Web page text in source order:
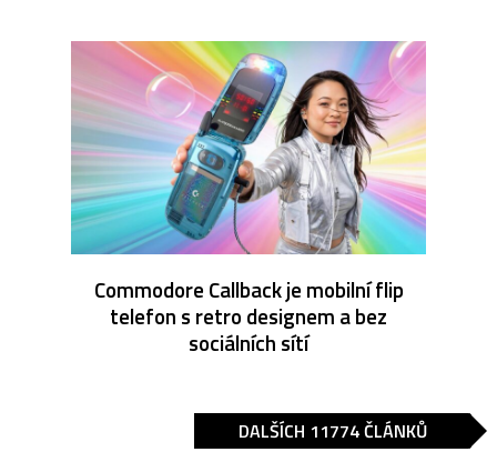
Commodore Callback je mobilní flip
telefon s retro designem a bez
sociálních sítí
DALŠÍCH 11774 ČLÁNKŮ